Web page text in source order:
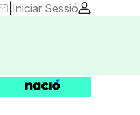
Iniciar Sessió